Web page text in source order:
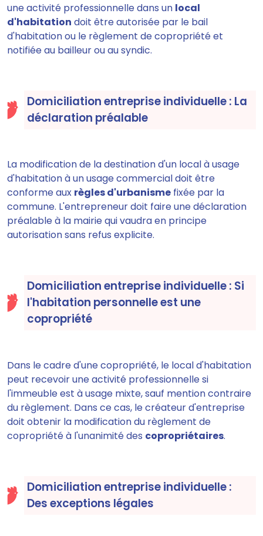
une activité professionnelle dans un local
d'habitation doit être autorisée par le bail
d'habitation ou le règlement de copropriété et
notifiée au bailleur ou au syndic.
Domiciliation entreprise individuelle : La
déclaration préalable
La modification de la destination d'un local à usage
d'habitation à un usage commercial doit être
conforme aux règles d'urbanisme fixée par la
commune. L'entrepreneur doit faire une déclaration
préalable à la mairie qui vaudra en principe
autorisation sans refus explicite.
Domiciliation entreprise individuelle : Si
l'habitation personnelle est une
copropriété
Dans le cadre d'une copropriété, le local d'habitation
peut recevoir une activité professionnelle si
l'immeuble est à usage mixte, sauf mention contraire
du règlement. Dans ce cas, le créateur d'entreprise
doit obtenir la modification du règlement de
copropriété à l'unanimité des copropriétaires.
Domiciliation entreprise individuelle :
Des exceptions légales